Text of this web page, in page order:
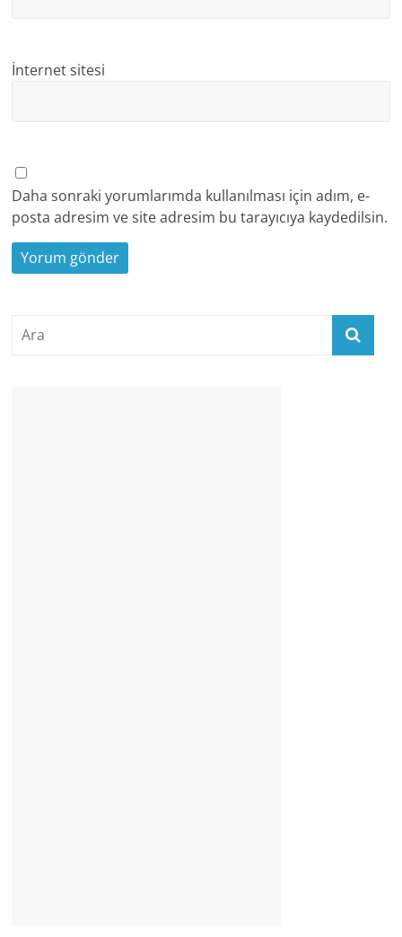
İnternet sitesi
Daha sonraki yorumlarımda kullanılması için adım, e-
posta adresim ve site adresim bu tarayıcıya kaydedilsin.